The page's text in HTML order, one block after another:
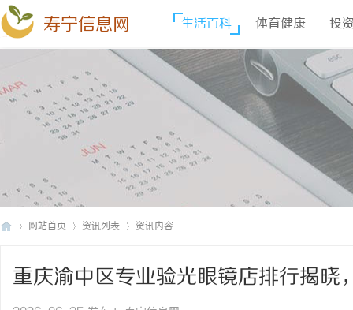
寿宁信息网 生活百科 体育健康 投
网站首页 资讯列表 资讯内容
重庆渝中区专业验光眼镜店排行揭晓